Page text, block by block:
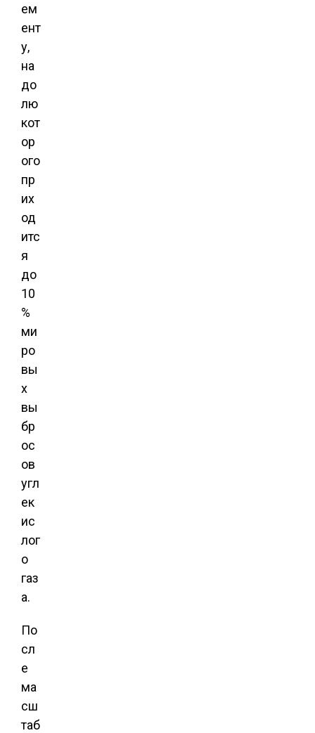
ем
ент
у,
на
до
лю
кот
ор
ого
пр
их
од
итс
я
до
10
%
ми
ро
вы
х
вы
бр
ос
ов
угл
ек
ис
лог
о
газ
а.
По
сл
е
ма
сш
таб